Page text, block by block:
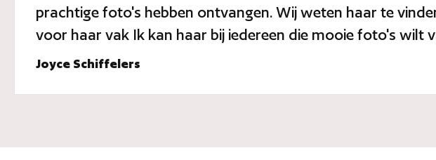
prachtige foto's hebben ontvangen. Wij weten haar te
voor haar vak Ik kan haar bij iedereen die mooie foto's wilt
Joyce Schiffelers